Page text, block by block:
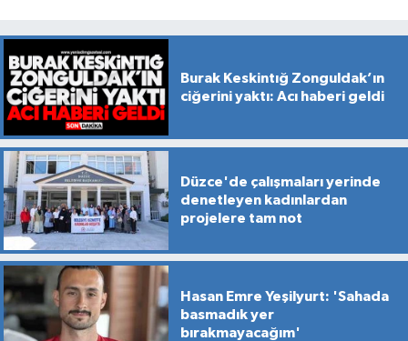
Burak Keskintığ Zonguldak’ın
ciğerini yaktı: Acı haberi geldi
Düzce'de çalışmaları yerinde
denetleyen kadınlardan
projelere tam not
Hasan Emre Yeşilyurt: 'Sahada
basmadık yer
bırakmayacağım'